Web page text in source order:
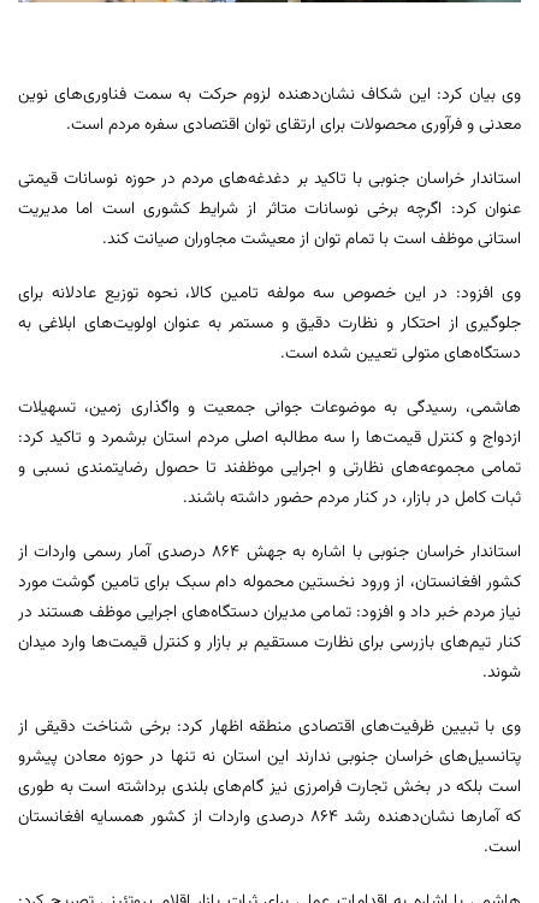
وی بیان کرد: این شکاف نشان‌دهنده لزوم حرکت به سمت فناوری‌های نوین
معدنی و فرآوری محصولات برای ارتقای توان اقتصادی سفره مردم است.
استاندار خراسان جنوبی با تاکید بر دغدغه‌های مردم در حوزه نوسانات قیمتی
عنوان کرد: اگرچه برخی نوسانات متاثر از شرایط کشوری است اما مدیریت
استانی موظف است با تمام توان از معیشت مجاوران صیانت کند.
وی افزود: در این خصوص سه مولفه تامین کالا، نحوه توزیع عادلانه برای
جلوگیری از احتکار و نظارت دقیق و مستمر به عنوان اولویت‌های ابلاغی به
دستگاه‌های متولی تعیین شده است.
هاشمی، رسیدگی به موضوعات جوانی جمعیت و واگذاری زمین، تسهیلات
ازدواج و کنترل قیمت‌ها را سه مطالبه اصلی مردم استان برشمرد و تاکید کرد:
تمامی مجموعه‌های نظارتی و اجرایی موظفند تا حصول رضایتمندی نسبی و
ثبات کامل در بازار، در کنار مردم حضور داشته باشند.
استاندار خراسان جنوبی با اشاره به جهش ۸۶۴ درصدی آمار رسمی واردات از
کشور افغانستان، از ورود نخستین محموله دام سبک برای تامین گوشت مورد
نیاز مردم خبر داد و افزود: تمامی مدیران دستگاه‌های اجرایی موظف هستند در
کنار تیم‌های بازرسی برای نظارت مستقیم بر بازار و کنترل قیمت‌ها وارد میدان
شوند.
وی با تبیین ظرفیت‌های اقتصادی منطقه اظهار کرد: برخی شناخت دقیقی از
پتانسیل‌های خراسان جنوبی ندارند این استان نه تنها در حوزه معادن پیشرو
است بلکه در بخش تجارت فرامرزی نیز گام‌های بلندی برداشته است به طوری
که آمارها نشان‌دهنده رشد ۸۶۴ درصدی واردات از کشور همسایه افغانستان
است.